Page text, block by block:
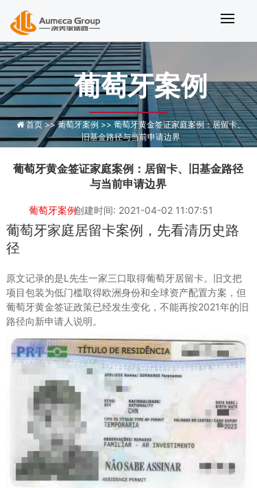
葡萄牙黄金签证家庭案例：
首页 >>葡萄牙案例 >> 葡萄牙黄金签证家庭案例：居留卡、
旧基金路径与当前申请边界
葡萄牙案例
葡萄牙黄金签证家庭案例：居留卡、旧基金路径
与当前申请边界
创建时间: 2021-04-02 11:07:51
葡萄牙案例
葡萄牙家庭居留卡案例，先看清历史路
径
原文记录的是L先生一家三口取得葡萄牙居留卡。旧文把
项目包装为低门槛取得欧洲身份和全球资产配置方案，但
葡萄牙黄金签证政策已经发生变化，不能再按2021年的旧
路径向新申请人说明。